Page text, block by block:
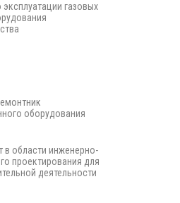
эксплуатации газовых
оборудования
в области инженерно-
проектирования для
деятельности